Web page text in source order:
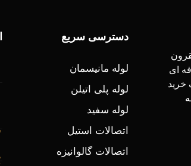
ای
خرید
دسترسی سریع
لوله مانیسمان
لوله پلی اتیلن
لوله سفید
اتصالات استیل
اتصالات گالوانیزه